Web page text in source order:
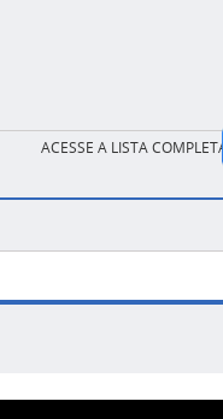
ACESSE A LISTA COMPLETA